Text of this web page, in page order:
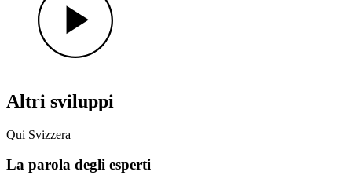
Altri sviluppi
Qui Svizzera
La parola degli esperti